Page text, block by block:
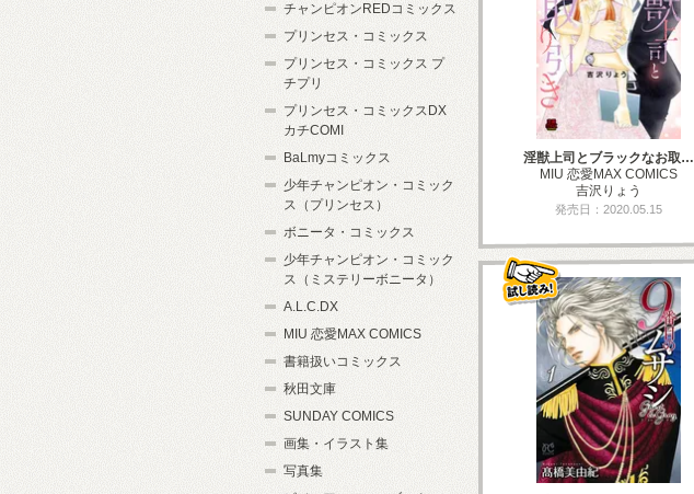
淫獣上司とブラックなお取…
MIU 恋愛MAX COMICS
吉沢りょう
発売日：2020.05.15
チャンピオンREDコミックス
プリンセス・コミックス
プリンセス・コミックス プ
チプリ
プリンセス・コミックスDX
カチCOMI
BaLmyコミックス
少年チャンピオン・コミック
ス（プリンセス）
ボニータ・コミックス
少年チャンピオン・コミック
ス（ミステリーボニータ）
A.L.C.DX
MIU 恋愛MAX COMICS
書籍扱いコミックス
秋田文庫
SUNDAY COMICS
画集・イラスト集
写真集